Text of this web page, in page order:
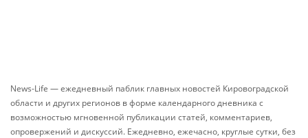
News-Life — ежедневный паблик главных новостей Кировоградской
области и других регионов в форме календарного дневника с
возможностью мгновенной публикации статей, комментариев,
опровержений и дискуссий. Ежедневно, ежечасно, круглые сутки, без